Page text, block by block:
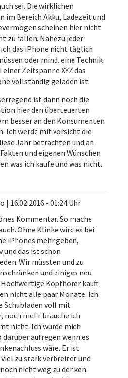
sei. Die wirklichen
im Bereich Akku, Ladezeit und
scheinen hier nicht
zu fallen. Nahezu jeder
das iPhone nicht täglich
oder mind. eine Technik
einer Zeitspanne XYZ das
vollständig geladen ist.
ist dann noch die
hier den überteuerten
besser an den Konsumenten
Ich werde mit vorsicht die
Jahr betrachten und an
und eigenen Wünschen
was ich kaufe und was nicht.
| 16.02.2016 - 01:24 Uhr
Kommentar. So mache
Ohne Klinke wird es bei
iPhones mehr geben,
und das ist schon
Wir müssten und zu
und einiges neu
Hochwertige Kopfhörer kauft
nicht alle paar Monate. Ich
Schubladen voll mit
noch mehr brauche ich
nicht. Ich würde mich
darüber aufregen wenn es
wäre. Er ist
zu stark verbreitet und
nicht weg zu denken.